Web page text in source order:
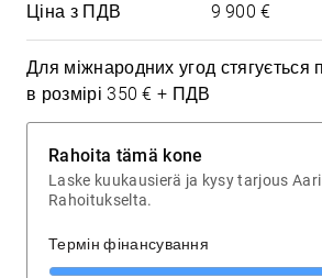
Ціна з ПДВ 9 900 €
Для міжнародних угод стягується
в розмірі 350 € + ПДВ
Rahoita tämä kone
Laske kuukausierä ja kysy tarjous Aari
Rahoitukselta.
Термін фінансування